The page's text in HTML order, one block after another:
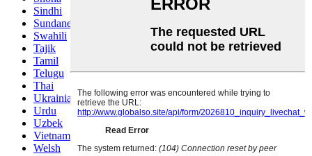
Sindhi
Sundanese
Swahili
Tajik
Tamil
Telugu
Thai
Ukrainian
Urdu
Uzbek
Vietnamese
Welsh